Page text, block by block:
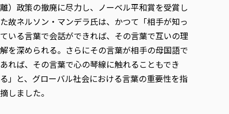
離）政策の撤廃に尽力し、ノーベル平和賞を受賞し
た故ネルソン・マンデラ氏は、かつて「相手が知っ
ている言葉で会話ができれば、その言葉で互いの理
解を深められる。さらにその言葉が相手の母国語で
あれば、その言葉で心の琴線に触れることもでき
る」と、グローバル社会における言葉の重要性を指
摘しました。